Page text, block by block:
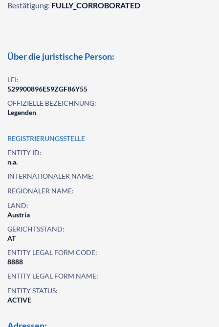
Bestätigung: FULLY_CORROBORATED
Über die juristische Person:
LEI:
529900896ES9ZGF86Y55
OFFIZIELLE BEZEICHNUNG:
Legenden
REGISTRIERUNGSSTELLE
ENTITY ID:
n.a.
INTERNATIONALER NAME:
REGIONALER NAME:
LAND:
Austria
GERICHTSSTAND:
AT
ENTITY LEGAL FORM CODE:
8888
ENTITY LEGAL FORM NAME:
ENTITY STATUS:
ACTIVE